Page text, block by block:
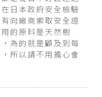
日本政府安全檢驗
向廠商索取安全證
的原料是天然樹
為的就是顧及到每
所以請不用擔心會